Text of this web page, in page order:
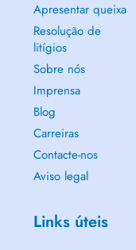
Apresentar queixa
Resolução de
litígios
Sobre nós
Imprensa
Blog
Carreiras
Contacte-nos
Aviso legal
Links úteis